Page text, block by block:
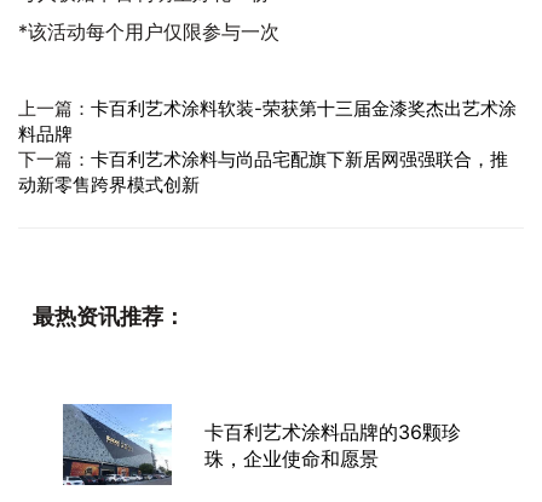
*该活动每个用户仅限参与一次
上一篇： 卡百利艺术涂料软装-荣获第十三届金漆奖杰出艺术涂
料品牌
下一篇： 卡百利艺术涂料与尚品宅配旗下新居网强强联合，推
动新零售跨界模式创新
最热资讯推荐：
卡百利艺术涂料品牌的36颗珍
珠，企业使命和愿景